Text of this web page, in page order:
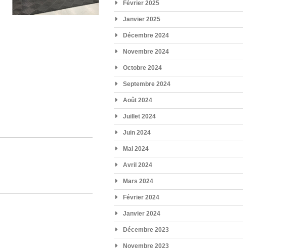
Février 2025
Janvier 2025
Décembre 2024
Novembre 2024
Octobre 2024
Septembre 2024
Août 2024
Juillet 2024
Juin 2024
Mai 2024
Avril 2024
Mars 2024
Février 2024
Janvier 2024
Décembre 2023
Novembre 2023